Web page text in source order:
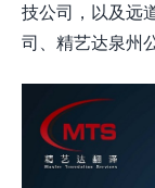
技公司，以及远
司、精艺达泉州